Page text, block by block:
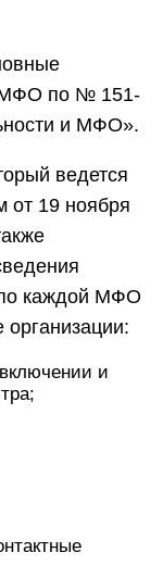
МФО по № 151-
и МФО».
ведется
от 19 ноября
каждой МФО
и